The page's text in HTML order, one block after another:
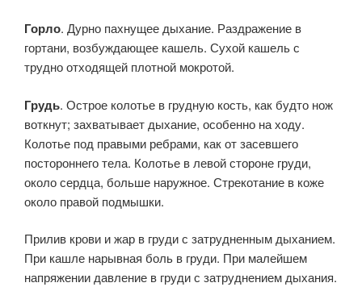
Горло. Дурно пахнущее дыхание. Раздражение в
гортани, возбуждающее кашель. Сухой кашель с
трудно отходящей плотной мокротой.
Грудь. Острое колотье в грудную кость, как будто нож
воткнут; захватывает дыхание, особенно на ходу.
Колотье под правыми ребрами, как от засевшего
постороннего тела. Колотье в левой стороне груди,
около сердца, больше наружное. Стрекотание в коже
около правой подмышки.
Прилив крови и жар в груди с затрудненным дыханием.
При кашле нарывная боль в груди. При малейшем
напряжении давление в груди с затруднением дыхания.